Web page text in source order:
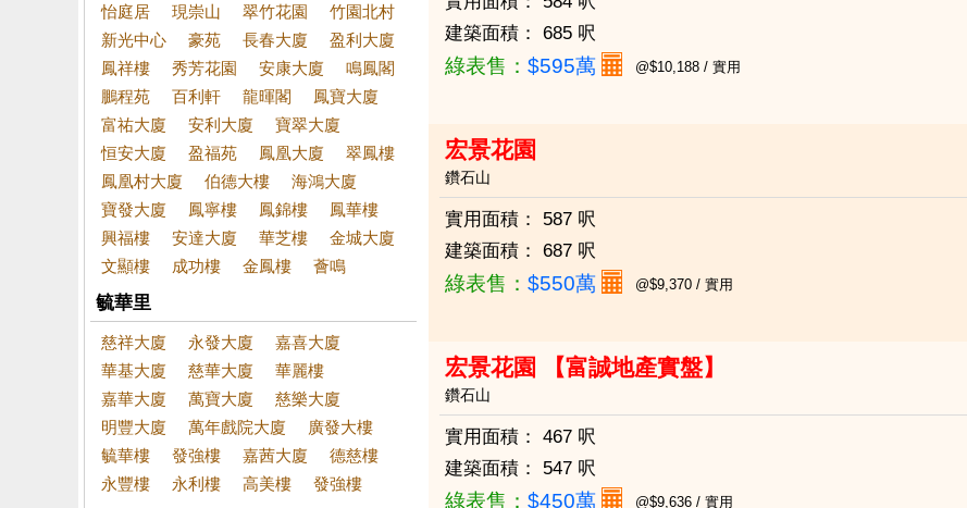
怡庭居
現崇山 翠竹花園
竹園北村
新光中心
豪苑 長春大廈
盈利大廈
鳳祥樓
秀芳花園 安康大廈
鳴鳳閣
鵬程苑
百利軒 龍暉閣
鳳寶大廈
富祐大廈
安利大廈
寶翠大廈
恒安大廈
盈福苑 鳳凰大廈
翠鳳樓
鳳凰村大廈
伯德大樓
海鴻大廈
寶發大廈
鳳寧樓 鳳錦樓
鳳華樓
興福樓
安達大廈 華芝樓
金城大廈
文顯樓
成功樓 金鳳樓 薈鳴
毓華里
慈祥大廈 永發大廈
嘉喜大廈
華基大廈
慈華大廈
華麗樓
嘉華大廈
萬寶大廈
慈樂大廈
明豐大廈
萬年戲院大廈
廣發大樓
毓華樓
發強樓 嘉茜大廈
德慈樓
永豐樓
永利樓 高美樓 發強樓
建築面積：
685 呎
綠表售： $595萬 @$10,188 / 實用
宏景花園
鑽石山
實用面積：
587 呎
建築面積：
687 呎
綠表售： $550萬 @$9,370 / 實用
宏景花園 【富誠地產實盤】
鑽石山
實用面積：
467 呎
建築面積：
547 呎
綠表售： $450萬 @$9,636 / 實用